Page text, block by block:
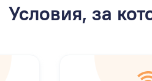
Условия, за